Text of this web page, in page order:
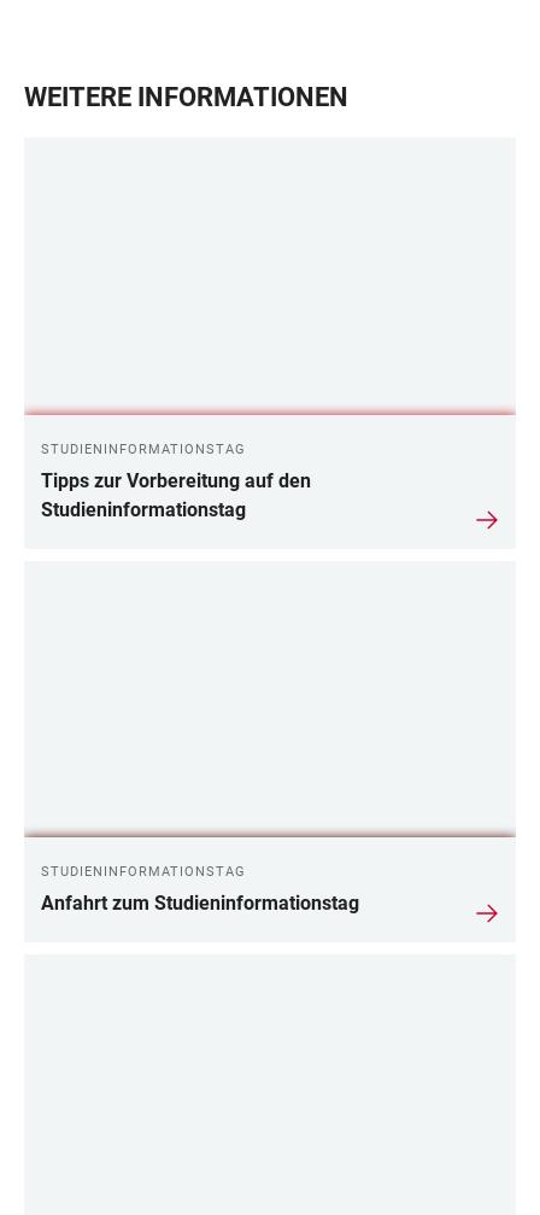
WEITERE INFORMATIONEN
STUDIENINFORMATIONSTAG
Tipps zur Vorbereitung auf den
Studieninformationstag
STUDIENINFORMATIONSTAG
Anfahrt zum Studieninformationstag